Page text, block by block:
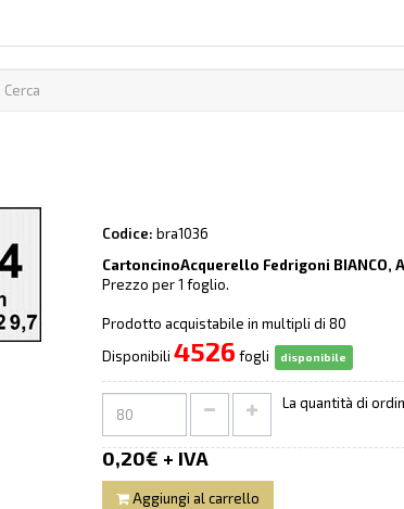
Codice: bra1036
CartoncinoAcquerello Fedrigoni BIANCO,
Prezzo per 1 foglio.
Prodotto acquistabile in multipli di 80
Disponibili 4526 fogli disponibile
La quantità di
0,20€ + IVA
Aggiungi al carrello